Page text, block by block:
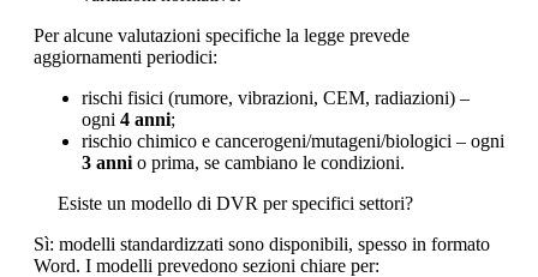
Per alcune valutazioni specifiche la legge prevede
aggiornamenti periodici:
rischi fisici (rumore, vibrazioni, CEM, radiazioni) –
ogni 4 anni;
rischio chimico e cancerogeni/mutageni/biologici – ogni
3 anni o prima, se cambiano le condizioni.
Esiste un modello di DVR per specifici settori?
Sì: modelli standardizzati sono disponibili, spesso in formato
Word. I modelli prevedono sezioni chiare per: